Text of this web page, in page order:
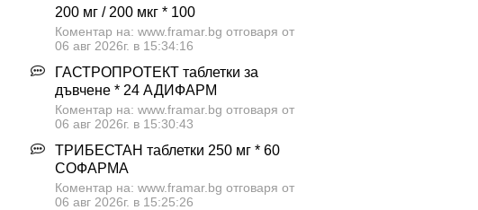
200 мг / 200 мкг * 100
Коментар на: www.framar.bg отговаря от
06 авг 2026г. в 15:34:16
ГАСТРОПРОТЕКТ таблетки за
дъвчене * 24 АДИФАРМ
Коментар на: www.framar.bg отговаря от
06 авг 2026г. в 15:30:43
ТРИБЕСТАН таблетки 250 мг * 60
СОФАРМА
Коментар на: www.framar.bg отговаря от
06 авг 2026г. в 15:25:26